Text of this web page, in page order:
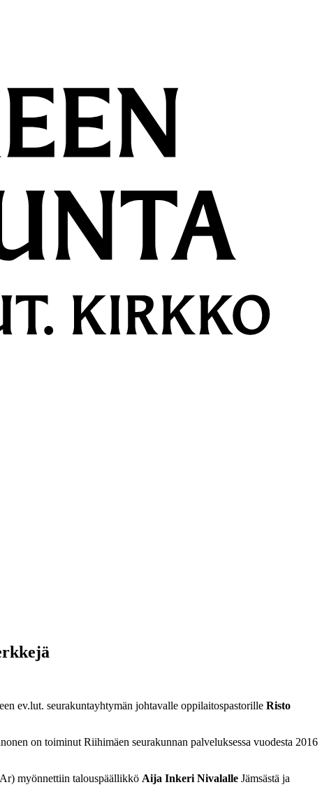
ev.lut. seurakuntayhtymän johtavalle oppilaitospastorille Risto
on toiminut Riihimäen seurakunnan palveluksessa vuodesta 2016
myönnettiin talouspäällikkö Aija Inkeri Nivalalle Jämsästä ja